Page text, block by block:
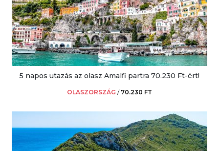
5 napos utazás az olasz Amalfi partra 70.230 Ft-ért!
OLASZORSZÁG / 70.230 FT